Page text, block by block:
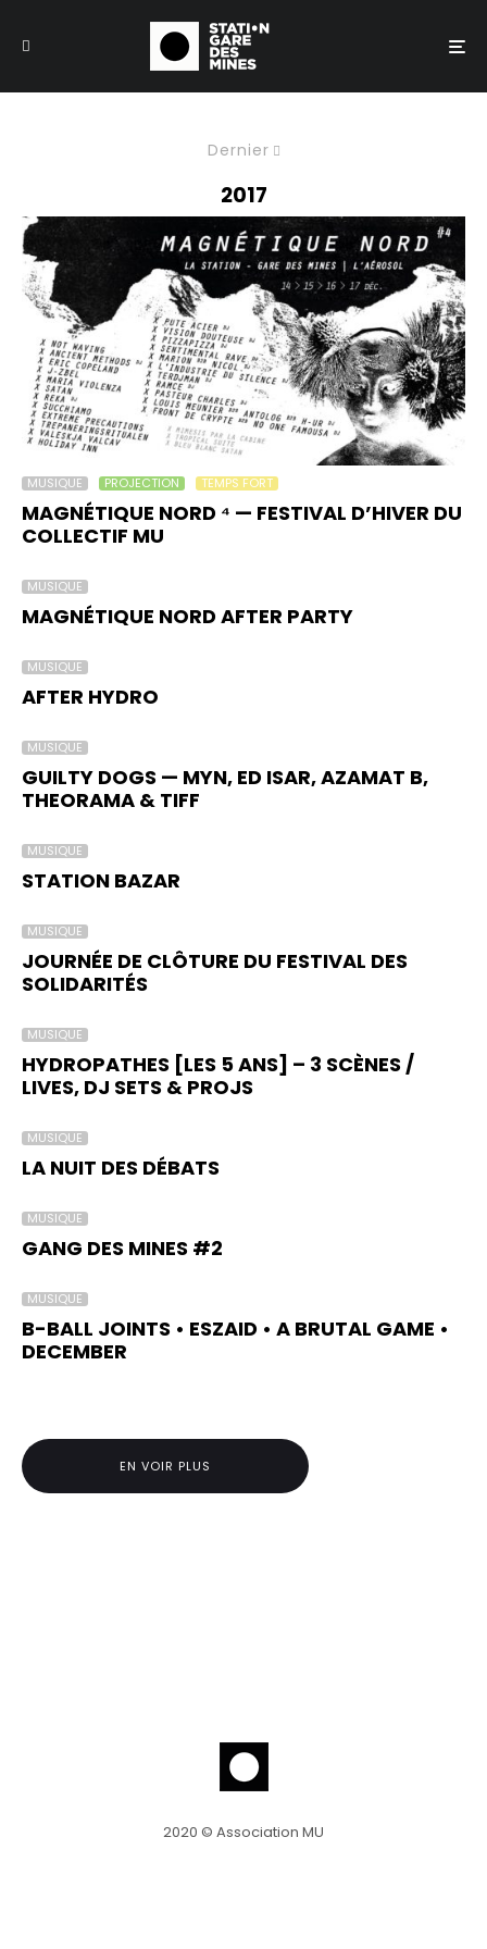
Dernier
2017
MUSIQUE PROJECTION TEMPS FORT
MAGNÉTIQUE NORD ⁴ — FESTIVAL D’HIVER DU
COLLECTIF MU
MUSIQUE
MAGNÉTIQUE NORD AFTER PARTY
MUSIQUE
AFTER HYDRO
MUSIQUE
GUILTY DOGS — MYN, ED ISAR, AZAMAT B,
THEORAMA & TIFF
MUSIQUE
STATION BAZAR
MUSIQUE
JOURNÉE DE CLÔTURE DU FESTIVAL DES
SOLIDARITÉS
MUSIQUE
HYDROPATHES [LES 5 ANS] – 3 SCÈNES /
LIVES, DJ SETS & PROJS
MUSIQUE
LA NUIT DES DÉBATS
MUSIQUE
GANG DES MINES #2
MUSIQUE
B-BALL JOINTS • ESZAID • A BRUTAL GAME •
DECEMBER
EN VOIR PLUS
2020 © Association MU